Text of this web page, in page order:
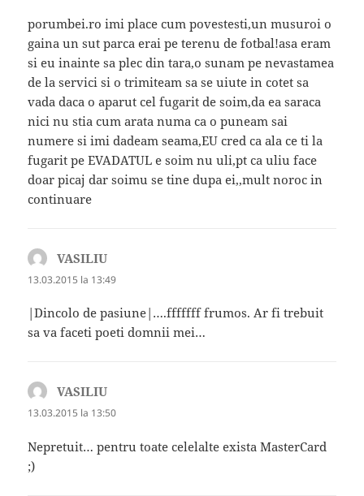
porumbei.ro imi place cum povestesti,un musuroi o
gaina un sut parca erai pe terenu de fotbal!asa eram
si eu inainte sa plec din tara,o sunam pe nevastamea
de la servici si o trimiteam sa se uiute in cotet sa
vada daca o aparut cel fugarit de soim,da ea saraca
nici nu stia cum arata numa ca o puneam sai
numere si imi dadeam seama,EU cred ca ala ce ti la
fugarit pe EVADATUL e soim nu uli,pt ca uliu face
doar picaj dar soimu se tine dupa ei,,mult noroc in
continuare
VASILIU
13.03.2015 la 13:49
|Dincolo de pasiune|….fffffff frumos. Ar fi trebuit
sa va faceti poeti domnii mei…
VASILIU
13.03.2015 la 13:50
Nepretuit… pentru toate celelalte exista MasterCard
;)